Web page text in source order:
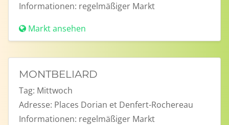
Informationen: regelmäßiger Markt
Markt ansehen
MONTBELIARD
Tag: Mittwoch
Adresse: Places Dorian et Denfert-Rochereau
Informationen: regelmäßiger Markt